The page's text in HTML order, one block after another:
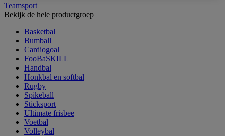
Teamsport
Bekijk de hele productgroep
Basketbal
Bumball
Cardiogoal
FooBaSKILL
Handbal
Honkbal en softbal
Rugby
Spikeball
Sticksport
Ultimate frisbee
Voetbal
Volleybal